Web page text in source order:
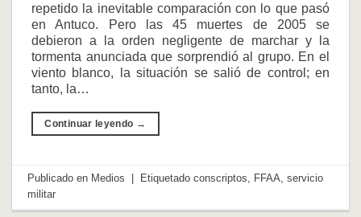
repetido la inevitable comparación con lo que pasó
en Antuco. Pero las 45 muertes de 2005 se
debieron a la orden negligente de marchar y la
tormenta anunciada que sorprendió al grupo. En el
viento blanco, la situación se salió de control; en
tanto, la…
Continuar leyendo →
Publicado en Medios Etiquetadoconscriptos, FFAA,servicio
militar